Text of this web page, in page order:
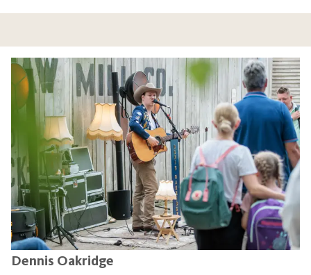
Dennis Oakridge